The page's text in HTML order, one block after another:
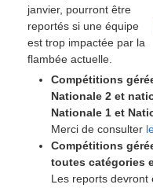
janvier, pourront être
reportés si une équipe
est trop impactée par la
flambée actuelle.
Compétitions
Nationale 2 et
Nationale 1 et
Merci de consulter
Compétitions
toutes catégories
Les reports devront